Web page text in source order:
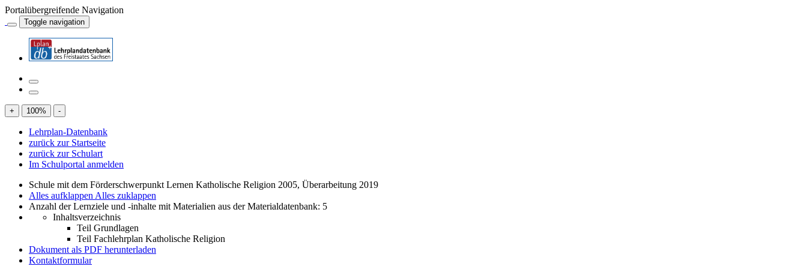
Portalübergreifende Navigation
Toggle navigation
+ 100% -
Lehrplan-Datenbank
zurück zur Startseite
zurück zur Schulart
Im Schulportal anmelden
Schule mit dem Förderschwerpunkt Lernen Katholische Religion 2005, Überarbeitung 2019
Alles aufklappen Alles zuklappen
Anzahl der Lernziele und -inhalte mit Materialien aus der Materialdatenbank: 5
Inhaltsverzeichnis
Teil Grundlagen
Teil Fachlehrplan Katholische Religion
Dokument als PDF herunterladen
Kontaktformular